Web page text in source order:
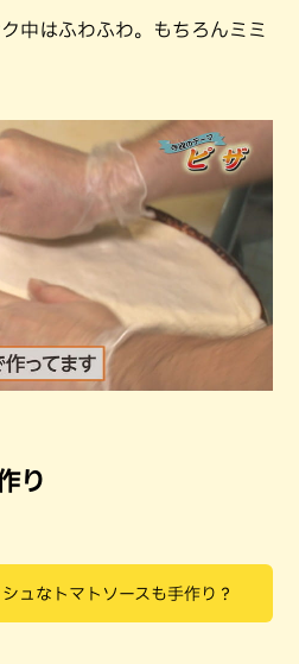
中はふわふわ。もちろんミミ
り
ュなトマトソースも手作り？